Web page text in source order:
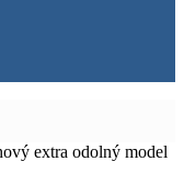
extra odolný model